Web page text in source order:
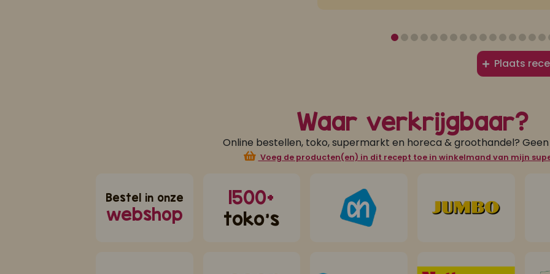
Plaats
Waar verkrijgbaar?
Online bestellen, toko, supermarkt en horeca & groothandel?
Voeg de producten(en) in dit recept toe in winkelmand van mijn
Bestel in onze
webshop
1500+
toko's